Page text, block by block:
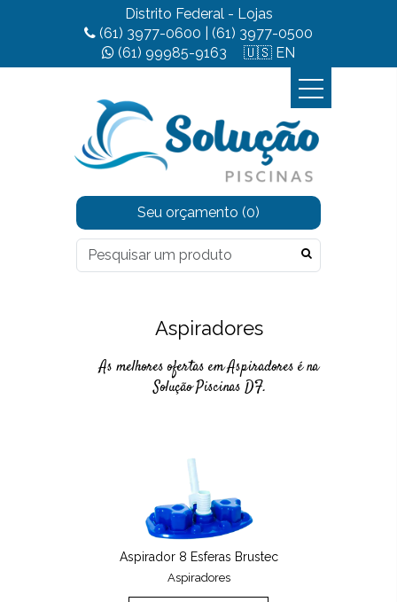
Distrito Federal - Lojas
(61) 3977-0600
(61) 3977-0500
(61) 99985-9163
🇺🇸 EN
Seu orçamento (0)
Aspiradores
As melhores ofertas em Aspiradores é na
Solução Piscinas DF.
Aspirador 8 Esferas Brustec
Aspiradores